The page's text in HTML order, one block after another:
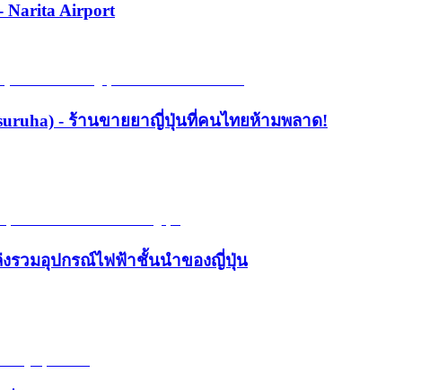
Narita Airport
- ร้านขายยาญี่ปุ่นที่คนไทยห้ามพลาด!
งรวมอุปกรณ์ไฟฟ้าชั้นนำของญี่ปุ่น